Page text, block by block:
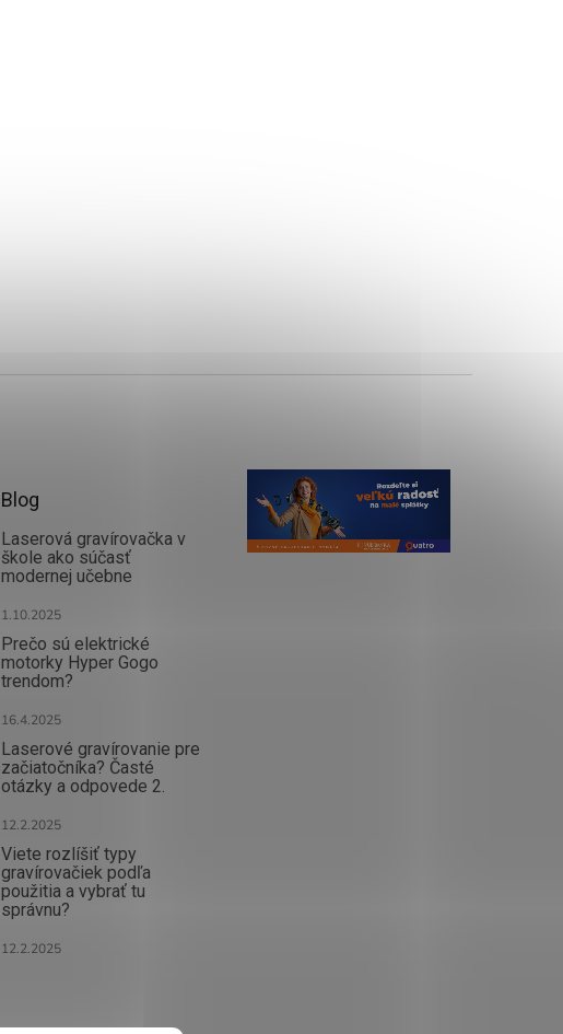
Blog
Laserová gravírovačka v
škole ako súčasť
modernej učebne
1.10.2025
Prečo sú elektrické
motorky Hyper Gogo
trendom?
16.4.2025
Laserové gravírovanie pre
začiatočníka? Časté
otázky a odpovede 2.
12.2.2025
Viete rozlíšiť typy
gravírovačiek podľa
použitia a vybrať tu
správnu?
12.2.2025